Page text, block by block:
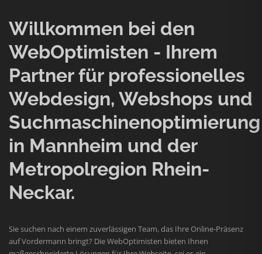
Willkommen bei den
WebOptimisten - Ihrem
Partner für professionelles
Webdesign, Webshops und
Suchmaschinenoptimierung
in Mannheim und der
Metropolregion Rhein-
Neckar.
Sie suchen nach einem zuverlässigen Team, das Ihre Online-Präsenz
auf Vordermann bringt? Die WebOptimisten bieten Ihnen